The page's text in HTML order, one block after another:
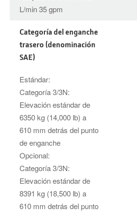
L/min 35 gpm
Categoría del enganche
trasero (denominación
SAE)
Estándar:
Categoría 3/3N:
Elevación estándar de
6350 kg (14,000 lb) a
610 mm detrás del punto
de enganche
Opcional:
Categoría 3/3N:
Elevación estándar de
8391 kg (18,500 lb) a
610 mm detrás del punto